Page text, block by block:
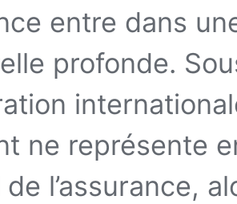
entre dans
profonde.
ne représente
l’assurance,